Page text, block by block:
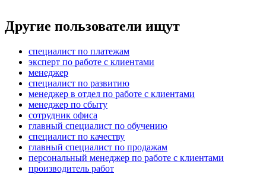
Другие пользователи ищут
специалист по платежам
эксперт по работе с клиентами
менеджер
специалист по развитию
менеджер в отдел по работе с клиентами
менеджер по сбыту
сотрудник офиса
главный специалист по обучению
специалист по качеству
главный специалист по продажам
персональный менеджер по работе с клиентами
производитель работ